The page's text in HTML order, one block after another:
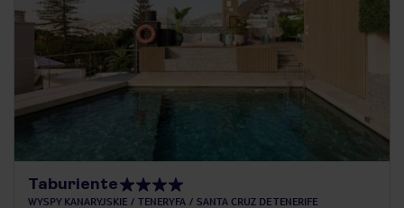
Taburiente
WYSPY KANARYJSKIE TENERYFA SANTA CRUZ DE TENERIFE